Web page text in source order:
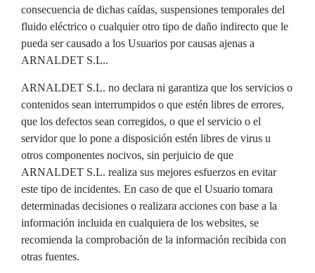
consecuencia de dichas caídas, suspensiones temporales del
fluido eléctrico o cualquier otro tipo de daño indirecto que le
pueda ser causado a los Usuarios por causas ajenas a
ARNALDET S.L..
ARNALDET S.L. no declara ni garantiza que los servicios o
contenidos sean interrumpidos o que estén libres de errores,
que los defectos sean corregidos, o que el servicio o el
servidor que lo pone a disposición estén libres de virus u
otros componentes nocivos, sin perjuicio de que
ARNALDET S.L. realiza sus mejores esfuerzos en evitar
este tipo de incidentes. En caso de que el Usuario tomara
determinadas decisiones o realizara acciones con base a la
información incluida en cualquiera de los websites, se
recomienda la comprobación de la información recibida con
otras fuentes.